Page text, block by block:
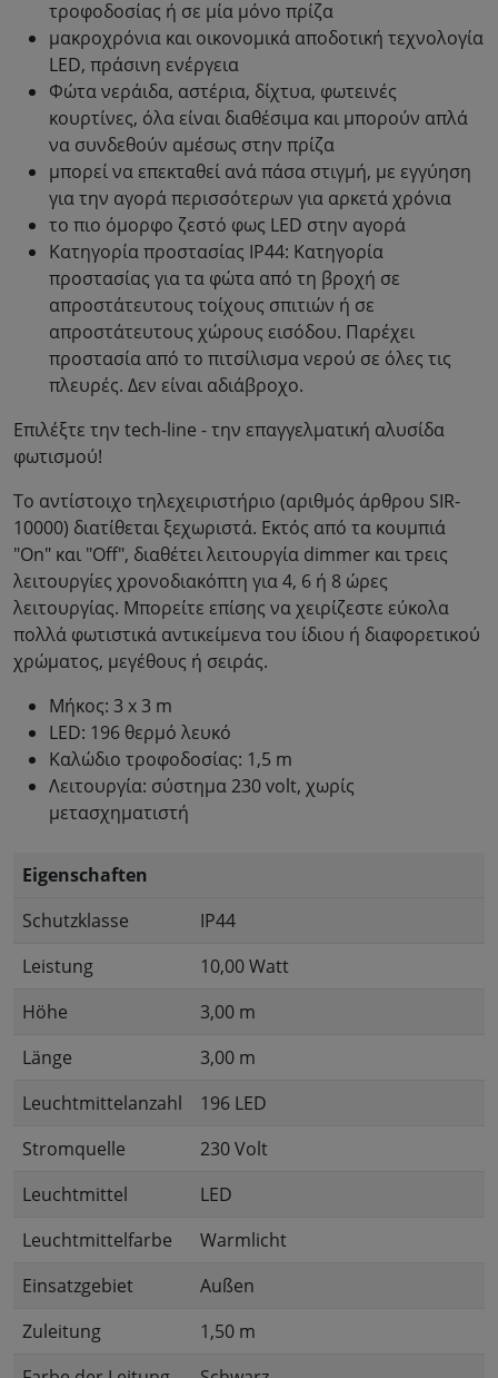
τροφοδοσίας ή σε μία μόνο πρίζα
μακροχρόνια και οικονομικά αποδοτική τεχνολογία
LED, πράσινη ενέργεια
Φώτα νεράιδα, αστέρια, δίχτυα, φωτεινές
κουρτίνες, όλα είναι διαθέσιμα και μπορούν απλά
να συνδεθούν αμέσως στην πρίζα
μπορεί να επεκταθεί ανά πάσα στιγμή, με εγγύηση
για την αγορά περισσότερων για αρκετά χρόνια
το πιο όμορφο ζεστό φως LED στην αγορά
Κατηγορία προστασίας IP44: Κατηγορία
προστασίας για τα φώτα από τη βροχή σε
απροστάτευτους τοίχους σπιτιών ή σε
απροστάτευτους χώρους εισόδου. Παρέχει
προστασία από το πιτσίλισμα νερού σε όλες τις
πλευρές. Δεν είναι αδιάβροχο.
Επιλέξτε την tech-line - την επαγγελματική αλυσίδα
φωτισμού!
Το αντίστοιχο τηλεχειριστήριο (αριθμός άρθρου SIR-
10000) διατίθεται ξεχωριστά. Εκτός από τα κουμπιά
"On" και "Off", διαθέτει λειτουργία dimmer και τρεις
λειτουργίες χρονοδιακόπτη για 4, 6 ή 8 ώρες
λειτουργίας. Μπορείτε επίσης να χειρίζεστε εύκολα
πολλά φωτιστικά αντικείμενα του ίδιου ή διαφορετικού
χρώματος, μεγέθους ή σειράς.
Μήκος: 3 x 3 m
LED: 196 θερμό λευκό
Καλώδιο τροφοδοσίας: 1,5 m
Λειτουργία: σύστημα 230 volt, χωρίς
μετασχηματιστή
Eigenschaften
Schutzklasse
IP44
Leistung
10,00 Watt
Höhe
3,00 m
Länge
3,00 m
Leuchtmittelanzahl
196 LED
Stromquelle
230 Volt
Leuchtmittel
LED
Leuchtmittelfarbe
Warmlicht
Einsatzgebiet
Außen
Zuleitung
1,50 m